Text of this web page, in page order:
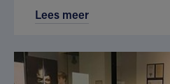
Lees meer